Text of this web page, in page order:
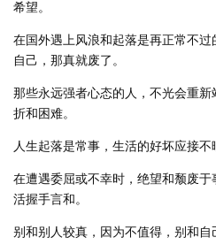
希望。
在国外遇上风浪和起落是再正常不
自己，那真就废了。
那些永远强者心态的人，不光会重
折和困难。
人生起落是常事，生活的好坏应接不
在遭遇委屈或不幸时，绝望和颓废
活握手言和。
别和别人较真，因为不值得，别和自